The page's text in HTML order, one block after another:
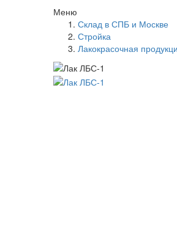
Меню
Склад в СПБ и Москве
Стройка
Лакокрасочная